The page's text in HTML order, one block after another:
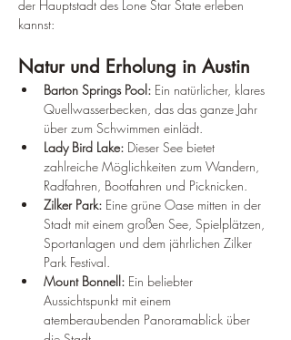
der Hauptstadt des Lone Star State erleben
kannst:
Natur und Erholung in Austin
Barton Springs Pool: Ein natürlicher, klares
Quellwasserbecken, das das ganze Jahr
über zum Schwimmen einlädt.
Lady Bird Lake: Dieser See bietet
zahlreiche Möglichkeiten zum Wandern,
Radfahren, Bootfahren und Picknicken.
Zilker Park: Eine grüne Oase mitten in der
Stadt mit einem großen See, Spielplätzen,
Sportanlagen und dem jährlichen Zilker
Park Festival.
Mount Bonnell: Ein beliebter
Aussichtspunkt mit einem
atemberaubenden Panoramablick über